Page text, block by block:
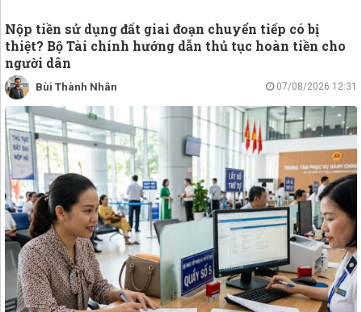
Nộp tiền sử dụng đất giai đoạn chuyển tiếp có bị
thiệt? Bộ Tài chính hướng dẫn thủ tục hoàn tiền cho
người dân
Bùi Thành Nhân 07/08/2026 12:31